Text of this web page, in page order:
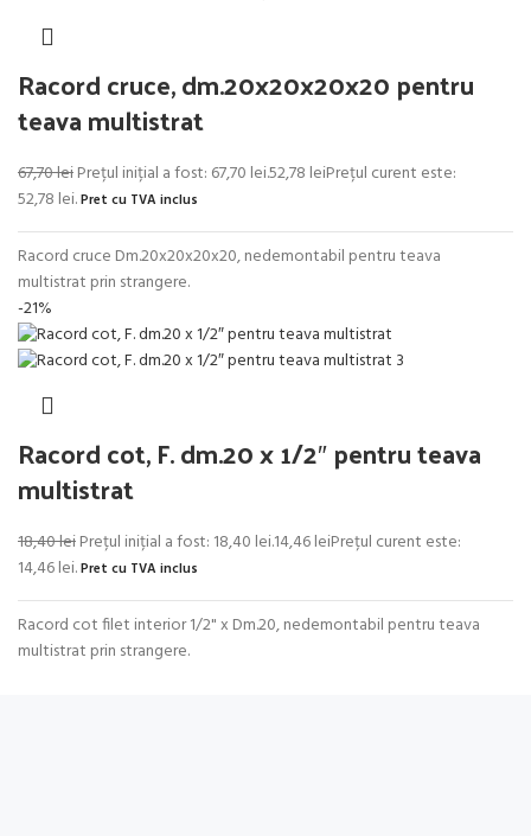
Racord cruce, dm.20x20x20x20 pentru
teava multistrat
67,70leiPrețul inițial a fost: 67,70 lei.52,78 leiPrețul curent este:
52,78 lei.Pret cu TVA inclus
Racord cruce Dm.20x20x20x20, nedemontabil pentru teava
multistrat prin strangere.
-21%
Racord cot, F. dm.20 x 1/2″ pentru teava
multistrat
18,40leiPrețul inițial a fost: 18,40 lei.14,46leiPrețul curent este:
14,46 lei.Pret cu TVA inclus
Racord cot filet interior 1/2" x Dm.20, nedemontabil pentru teava
multistrat prin strangere.